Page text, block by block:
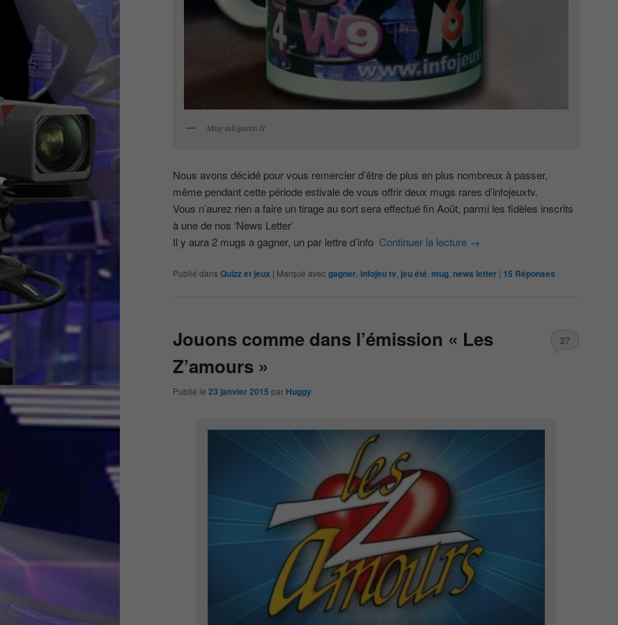
Mug infojeuxtv.fr
Nous avons décidé pour vous remercier d’être de plus en plus nombreux à passer,
même pendant cette période estivale de vous offrir deux mugs rares d’infojeuxtv.
Vous n’aurez rien a faire un tirage au sort sera effectué fin Août, parmi les fidèles inscrits
à une de nos ‘News Letter’
Il y aura 2 mugs a gagner, un par lettre d’info Continuer la lecture →
Publié dansQuizz et jeux | Marqué avecgagner infojeu tv jeu été mug news letter | 15 Réponses
Jouons comme dans l’émission « Les
Z’amours »
Publié le 23 janvier 2015 par Huggy
27